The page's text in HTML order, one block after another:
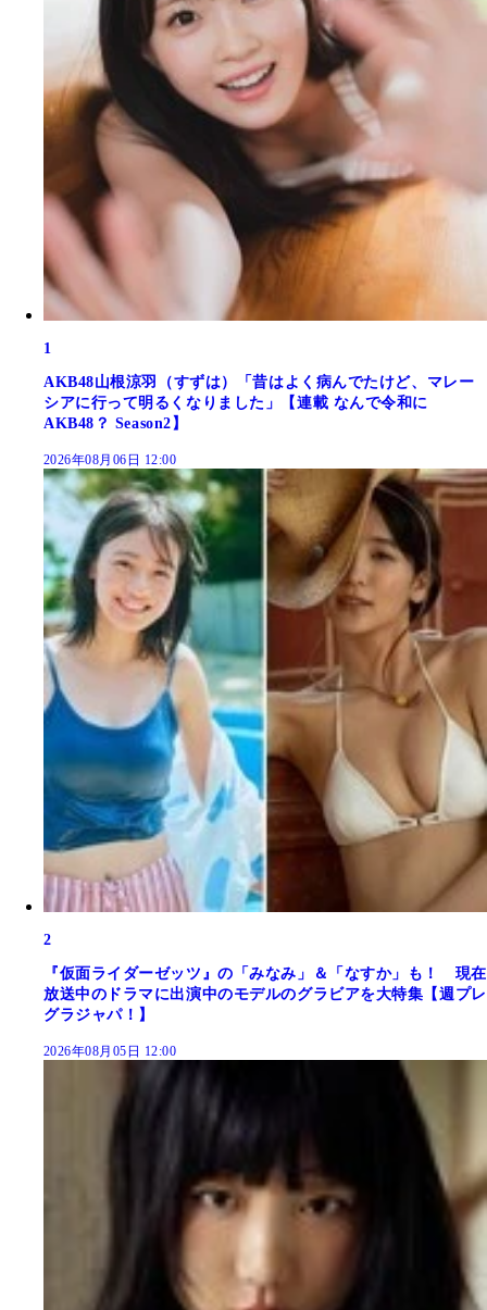
1
AKB48山根涼羽（すずは）「昔はよく病んでたけど、マレー
シアに行って明るくなりました」【連載 なんで令和に
AKB48？ Season2】
2026年08月06日 12:00
2
『仮面ライダーゼッツ』の「みなみ」＆「なすか」も！ 現在
放送中のドラマに出演中のモデルのグラビアを大特集【週プレ
グラジャパ！】
2026年08月05日 12:00